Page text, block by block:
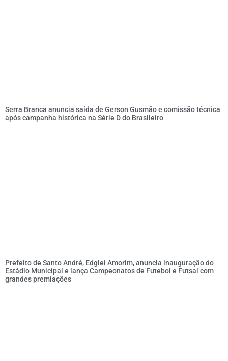
Serra Branca anuncia saída de Gerson Gusmão e comissão técnica
após campanha histórica na Série D do Brasileiro
Prefeito de Santo André, Edglei Amorim, anuncia inauguração do
Estádio Municipal e lança Campeonatos de Futebol e Futsal com
grandes premiações